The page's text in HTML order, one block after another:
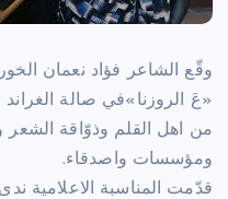
وقّع الشاعر فؤاد نعمان
«عَ الروزنا»في صالة
من اهل القلم وذوّاقة
ومؤسسات واصدقاء.
قدّمت المناسبة الاعلامية